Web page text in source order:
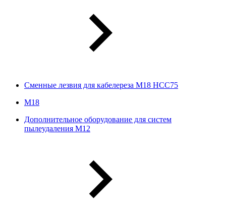
Сменные лезвия для кабелереза M18 HCC75
М18
Дополнительное оборудование для систем
пылеудаления М12